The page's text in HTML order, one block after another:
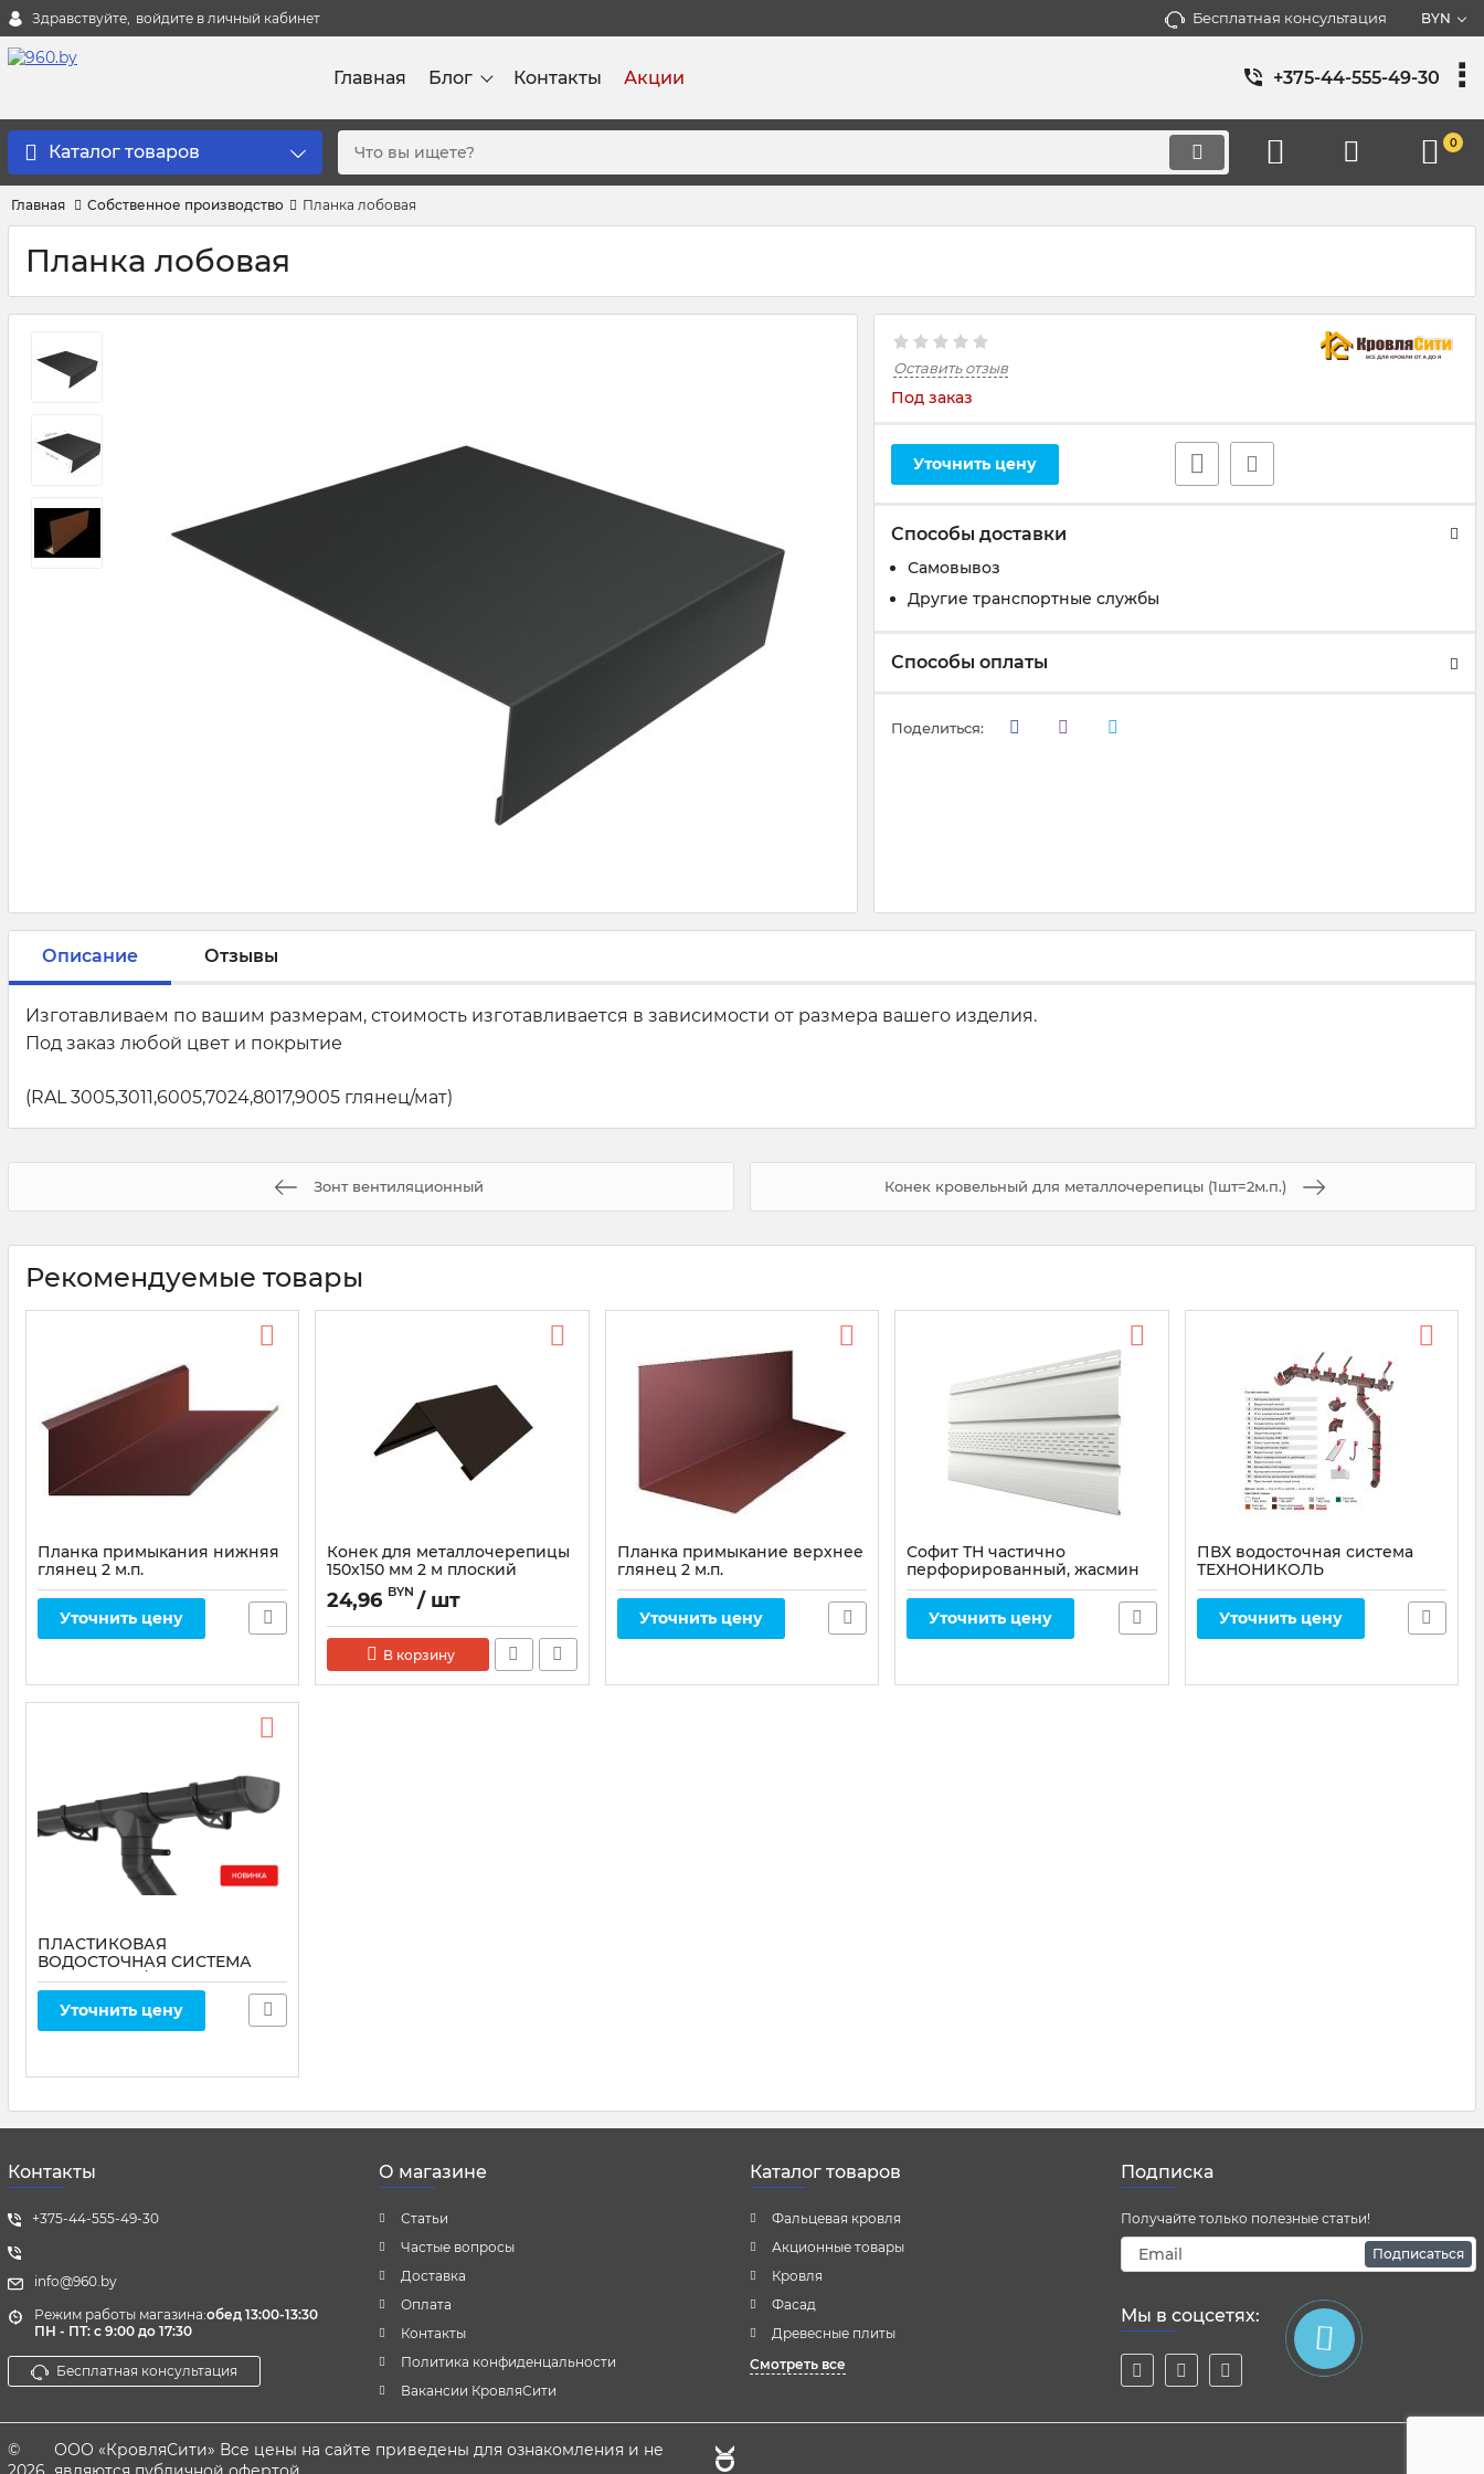
Здравствуйте, войдите в личный кабинет Бесплатная консультация BYN
Главная Блог Контакты Акции +375-44-555-49-30
Каталог товаров 0
Главная Собственное производство Планка лобовая
Планка лобовая
Оставить отзыв
Под заказ
Уточнить цену
Способы доставки
Самовывоз
Другие транспортные службы
Способы оплаты
Поделиться:
Описание Отзывы
Изготавливаем по вашим размерам, стоимость изготавливается в зависимости от размера вашего изделия.
Под заказ любой цвет и покрытие
(RAL 3005,3011,6005,7024,8017,9005 глянец/мат)
Зонт вентиляционный Конек кровельный для металлочерепицы (1шт=2м.п.)
Рекомендуемые товары
Планка примыкания нижняя
глянец 2 м.п.
Уточнить цену
Конек для металлочерепицы
150х150 мм 2 м плоский
коричневый
24,96 BYN / шт
В корзину
Планка примыкание верхнее
глянец 2 м.п.
Уточнить цену
Софит ТН частично
перфорированный, жасмин
Артикул:697216
Уточнить цену
ПВХ водосточная система
ТЕХНОНИКОЛЬ
Уточнить цену
ПЛАСТИКОВАЯ
ВОДОСТОЧНАЯ СИСТЕМА
ОПТИМА 120/80, черный
Уточнить цену
Контакты
+375-44-555-49-30
info@960.by
Режим работы магазина:
ПН - ПТ: с 9:00 до 17:30
обед 13:00-13:30
Бесплатная консультация
О магазине
Статьи
Частые вопросы
Доставка
Оплата
Контакты
Политика конфиденцальности
Вакансии КровляСити
Каталог товаров
Фальцевая кровля
Акционные товары
Кровля
Фасад
Древесные плиты
Смотреть все
Подписка
Получайте только полезные статьи!
Подписаться
Мы в соцсетях:
©
ООО «КровляСити» Все цены на сайте приведены для ознакомления и не